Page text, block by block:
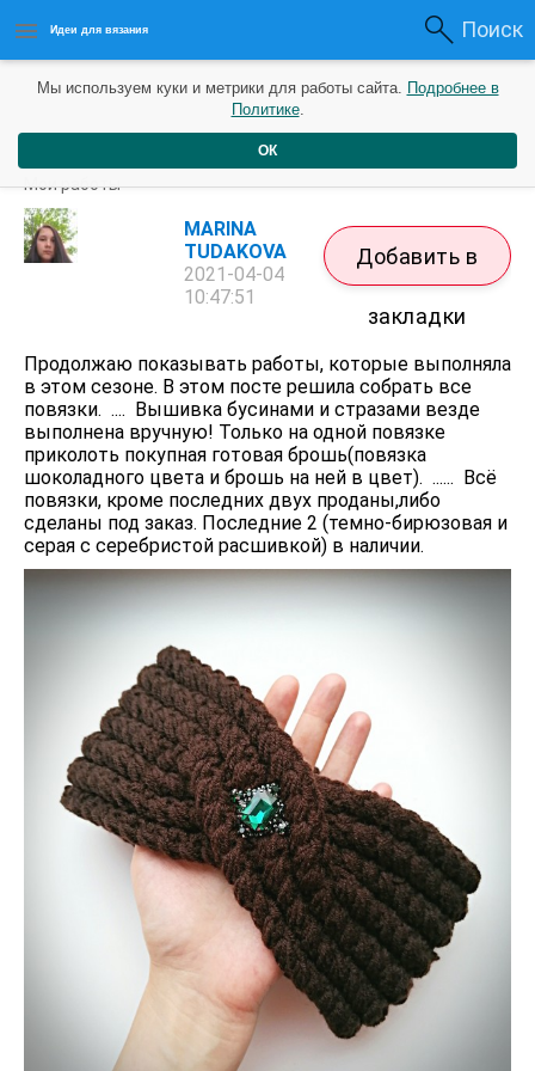
Идеи для вязания Поиск
Повязки в разных расцветках.
Мои работы
MARINA
TUDAKOVA
2021-04-04
10:47:51
Добавить в
закладки
Продолжаю показывать работы, которые выполняла
в этом сезоне. В этом посте решила собрать все
повязки. .... Вышивка бусинами и стразами везде
выполнена вручную! Только на одной повязке
приколоть покупная готовая брошь(повязка
шоколадного цвета и брошь на ней в цвет). ...... Всё
повязки, кроме последних двух проданы,либо
сделаны под заказ. Последние 2 (темно-бирюзовая и
серая с серебристой расшивкой) в наличии.
Мы используем куки и метрики для работы сайта. Подробнее в
Политике.
ОК